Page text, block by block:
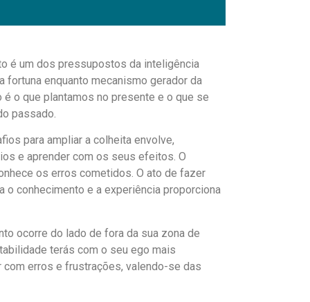
simbólicas do mundo que
do outro), onde buscamos elencar novos
e expectativas comuns, buscar o
experientes e formar grupos de
e alinhamento social.
é um dos pressupostos da inteligência
fortuna enquanto mecanismo gerador da
o que plantamos no presente e o que se
passado.
para ampliar a colheita envolve,
e aprender com os seus efeitos. O
os erros cometidos. O ato de fazer
conhecimento e a experiência proporciona
ocorre do lado de fora da sua zona de
terás com o seu ego mais
erros e frustrações, valendo-se das